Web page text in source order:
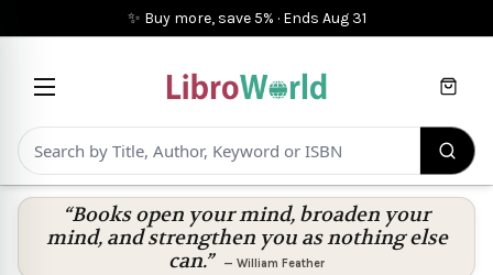
✨ Buy more, save 5% · Ends Aug 31
Cart
“Books open your mind, broaden your
mind, and strengthen you as nothing else
can.”
— William Feather